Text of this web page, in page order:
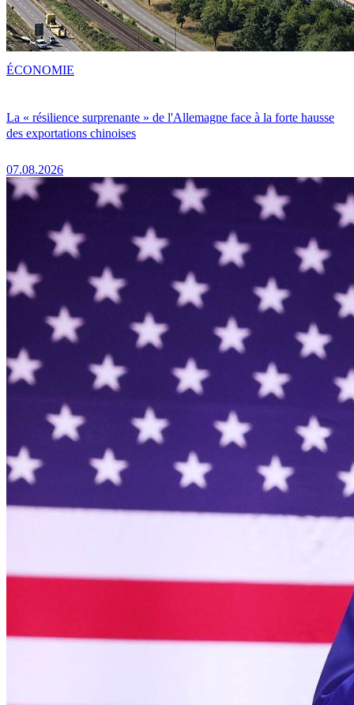
La « résilience surprenante » de l'Allemagne face à la forte hausse
des exportations chinoises
07.08.2026
ÉCONOMIE